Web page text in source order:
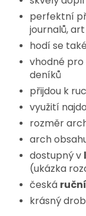
perfektní
journalů,
hodí se
vhodné
deníků
přijdou k
využití
rozměr
arch
dostupný v
(ukázka
česká ruční
krásný